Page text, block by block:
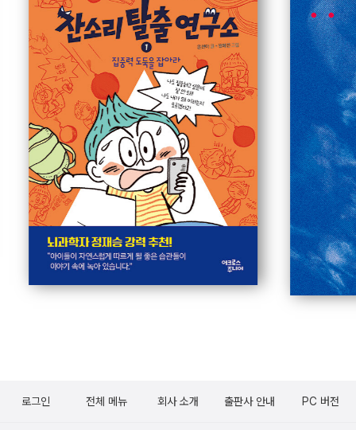
로그인 전체 메뉴 회사 소개 출판사 안내 PC 버전